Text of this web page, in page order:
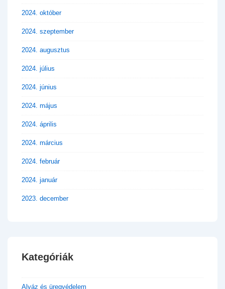
2024. október
2024. szeptember
2024. augusztus
2024. július
2024. június
2024. május
2024. április
2024. március
2024. február
2024. január
2023. december
Kategóriák
Alváz és üregvédelem